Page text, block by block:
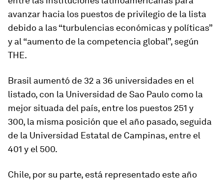
avanzar hacia los puestos de privilegio de la lista
debido a las “turbulencias económicas y políticas”
y al “aumento de la competencia global”, según
THE.
Brasil aumentó de 32 a 36 universidades en el
listado, con la Universidad de Sao Paulo como la
mejor situada del país, entre los puestos 251 y
300, la misma posición que el año pasado, seguida
de la Universidad Estatal de Campinas, entre el
401 y el 500.
Chile, por su parte, está representado este año